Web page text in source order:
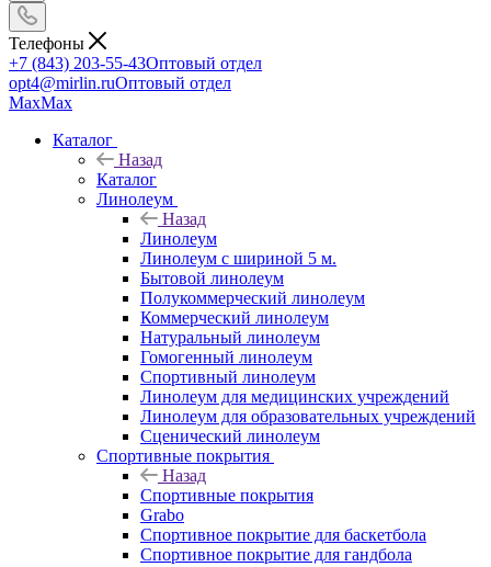
Телефоны
+7 (843) 203-55-43Оптовый отдел
opt4@mirlin.ruОптовый отдел
MaxMax
Каталог
Назад
Каталог
Линолеум
Назад
Линолеум
Линолеум с шириной 5 м.
Бытовой линолеум
Полукоммерческий линолеум
Коммерческий линолеум
Натуральный линолеум
Гомогенный линолеум
Спортивный линолеум
Линолеум для медицинских учреждений
Линолеум для образовательных учреждений
Сценический линолеум
Спортивные покрытия
Назад
Спортивные покрытия
Grabo
Спортивное покрытие для баскетбола
Спортивное покрытие для гандбола